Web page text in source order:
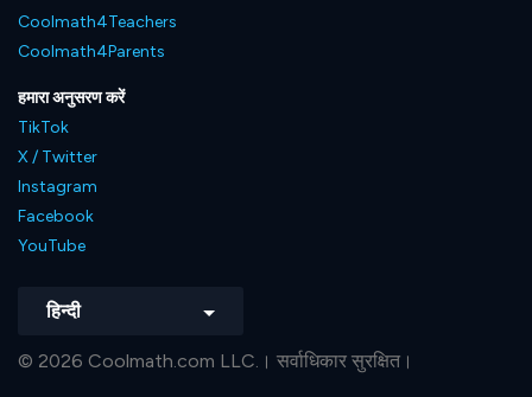
Coolmath4Teachers
Coolmath4Parents
हमारा अनुसरण करें
TikTok
X / Twitter
Instagram
Facebook
YouTube
हिन्दी
© 2026 Coolmath.com LLC.। सर्वाधिकार सुरक्षित।